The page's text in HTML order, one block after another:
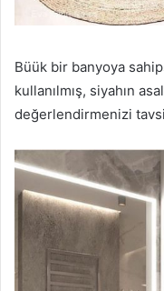
Büük bir banyoya
kullanılmış, siyahın
değerlendirmenizi